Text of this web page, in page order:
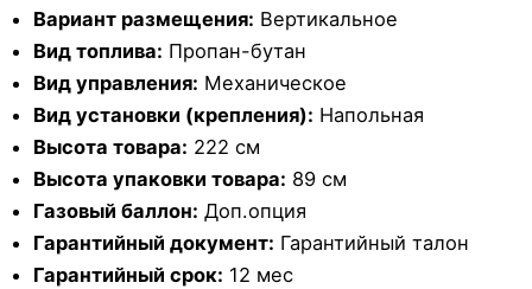
Вариант размещения: Вертикальное
Вид топлива: Пропан-бутан
Вид управления: Механическое
Вид установки (крепления): Напольная
Высота товара: 222 см
Высота упаковки товара: 89 см
Газовый баллон: Доп.опция
Гарантийный документ: Гарантийный талон
Гарантийный срок: 12 мес